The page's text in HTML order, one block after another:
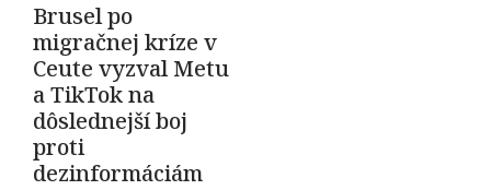
Brusel po
migračnej kríze v
Ceute vyzval Metu
a TikTok na
dôslednejší boj
proti
dezinformáciám